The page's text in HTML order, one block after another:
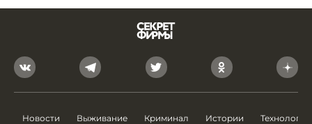
Новости Выживание Криминал Истории Технологии